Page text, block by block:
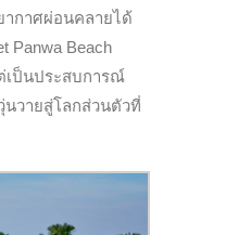
กาศผ่อนคลายได้
Panwa Beach
เป็นประสบการณ์
วายสู่โลกส่วนตัวที่